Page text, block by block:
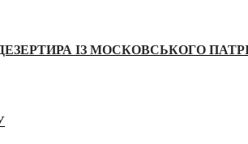
ІЗ МОСКОВСЬКОГО